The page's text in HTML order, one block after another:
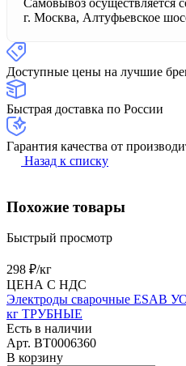
Самовывоз осуществляется
г. Москва, Алтуфьевское
Доступные цены на лучшие
Быстрая доставка по России
Гарантия качества от
Назад к списку
Похожие товары
Быстрый просмотр
298 ₽/кг
ЦЕНА С НДС
Электроды сварочные ESAB
кг ТРУБНЫЕ
Есть в наличии
Арт. BT0006360
В корзину